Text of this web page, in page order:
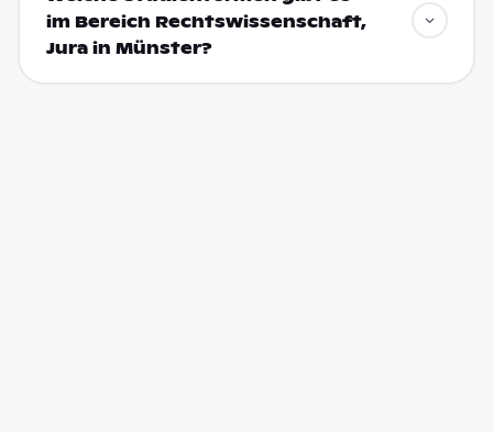
im Bereich Rechtswissenschaft,
Jura in Münster?